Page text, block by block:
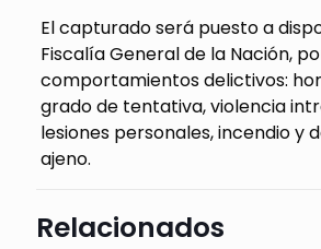
El capturado será puesto a
Fiscalía General de la Nación,
comportamientos delictivos:
grado de tentativa, violencia
lesiones personales, incendio y
ajeno.
Relacionados